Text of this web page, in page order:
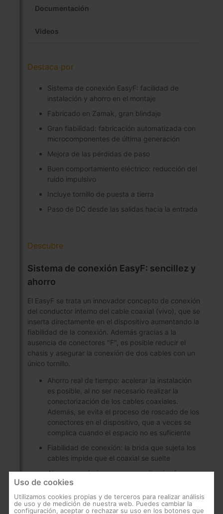
Documentación
Videos
Destaca por
Sistema de conexión EasyF: facilidad de
instalación y ahorro en el montaje
Fabricado en Zamak, gran blindaje
Gran fiabilidad: fabricación automatizada con
microcomponentes de última generación
Mejora de las pérdidas de paso
Buen comportamiento eléctrico: reducción del
ruido impulsivo
Incluye tornillo de puesta a tierra
Paso de DC desde las salidas hacia la entrada
Descubre
Sistema de conexión EasyF: sencillez y
ahorro
El EasyF se trata un innovador concepto de conexión
del conductor interno del cable coaxial (vivo), que se
inserta directamente en el dispositivo aumentando la
fiabilidad de la conexión. Además gracias a la
ausencia de conectores "F", es posible reducir el
chasis y asegurar la conexión de dos cables con un
único tornillo.
Ahorro real de tiempo: acelerar la instalación
es posible, al no ser necesario realizar la
conectorización de los cables coaxiales.
Además, se evita el proceso de roscado de los
conectores en el dispositivo, que a veces se
complica cuando el espacio no es suficiente
Fiabilidad de conexión: la brida que sujeta los
cables impide que el coaxial se suelte
Ahorro económico: no se necesita ningún
conector (ni "F" ni "CEI") adicional
Optimización del espacio: las entradas y
salidas se ubican siempre en el mismo lado del
Uso de cookies
Utilizamos cookies propias y de terceros para realizar análisis
de uso y de medición de nuestra web. Puedes cambiar la
configuración, aceptar o rechazar su uso en los botones que